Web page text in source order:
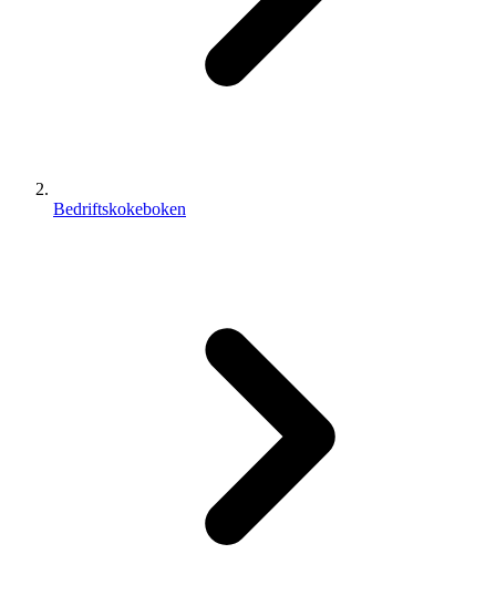
Bedriftskokeboken